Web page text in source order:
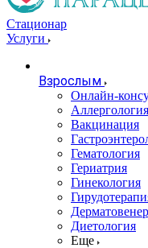
Стационар
Услуги
Взрослым
Онлайн-
Вакцинация
Гематология
Гериатрия
Гинекология
Диетология
Еще